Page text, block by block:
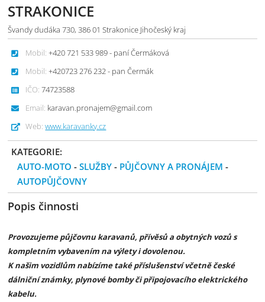
STRAKONICE
Švandy dudáka 730, 386 01 Strakonice Jihočeský kraj
Mobil: +420 721 533 989 - paní Čermáková
Mobil: +420723 276 232 - pan Čermák
IČO: 74723588
Email: karavan.pronajem@gmail.com
Web: www.karavanky.cz
KATEGORIE:
AUTO-MOTO -SLUŽBY - PŮJČOVNY A PRONÁJEM -
AUTOPŮJČOVNY
Popis činnosti
Provozujeme půjčovnu karavanů, přívěsů a obytných vozů s
kompletním vybavením na výlety i dovolenou.
K našim vozidlům nabízíme také příslušenství včetně české
dálniční známky, plynové bomby či připojovacího elektrického
kabelu.